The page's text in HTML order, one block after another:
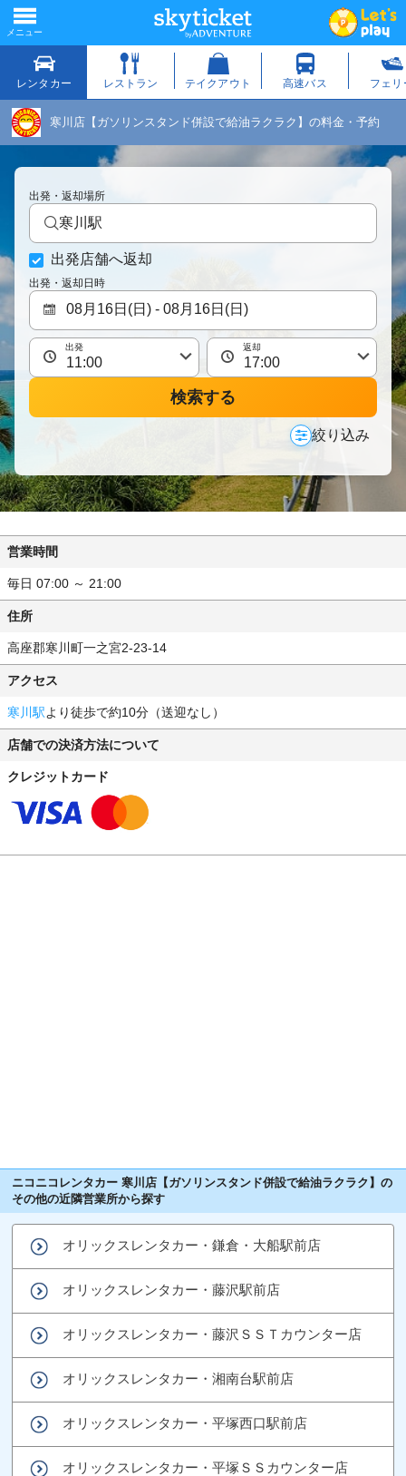
寒川店【ガソリンスタンド併設で給油ラクラク】の料金・予約
出発・返却場所
寒川駅
出発店舗へ返却
出発・返却日時
出発 返却
検索する
絞り込み
営業時間
毎日 07:00 ～ 21:00
住所
高座郡寒川町一之宮2-23-14
アクセス
寒川駅より徒歩で約10分（送迎なし）
店舗での決済方法について
クレジットカード
ニコニコレンタカー 寒川店【ガソリンスタンド併設で給油ラクラク】の
その他の近隣営業所から探す
オリックスレンタカー・鎌倉・大船駅前店
オリックスレンタカー・藤沢駅前店
オリックスレンタカー・藤沢ＳＳＴカウンター店
オリックスレンタカー・湘南台駅前店
オリックスレンタカー・平塚西口駅前店
オリックスレンタカー・平塚ＳＳカウンター店